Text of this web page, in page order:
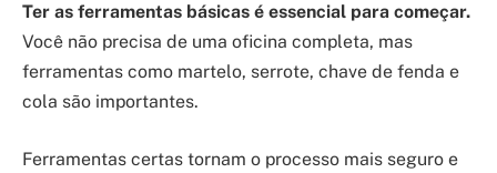
Ter as ferramentas básicas é essencial para começar.
Você não precisa de uma oficina completa, mas
ferramentas como martelo, serrote, chave de fenda e
cola são importantes.
Ferramentas certas tornam o processo mais seguro e